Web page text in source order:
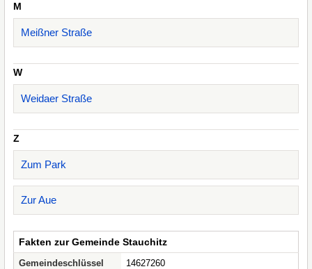
M
Meißner Straße
W
Weidaer Straße
Z
Zum Park
Zur Aue
Fakten zur Gemeinde Stauchitz
Gemeindeschlüssel
14627260